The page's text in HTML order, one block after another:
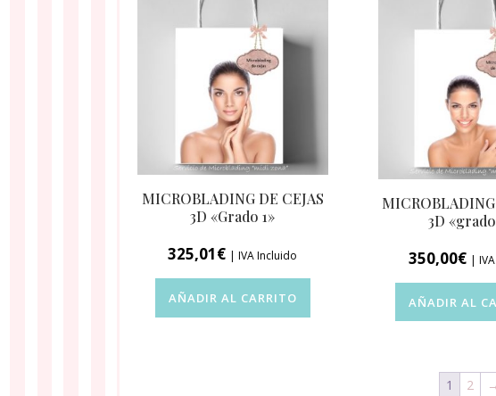
MICROBLADING DE CEJAS
3D «Grado 1»
325,01€ | IVA Incluido
AÑADIR AL CARRITO
MICROBLADING
3D
350,00€ |
AÑADIR AL
1 2 →